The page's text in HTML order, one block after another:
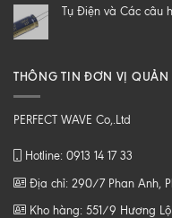
Z
Tụ Điện và Các câu
THÔNG TIN ĐƠN VỊ QUẢN
PERFECT WAVE Co,.Ltd
Hotline: 0913 14 17 33
Địa chỉ: 290/7 Phan Anh,
Kho hàng: 551/9 Hương Lộ